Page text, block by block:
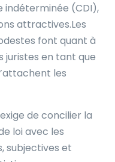
indéterminée (CDI),
attractives.Les
font quant à
juristes en tant que
les
de concilier la
loi avec les
subjectives et